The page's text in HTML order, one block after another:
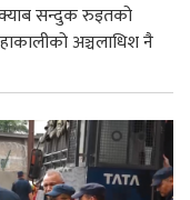
सन्दुक रुइतको
अञ्चलाधिश नै